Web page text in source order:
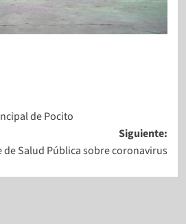
de Pocito
Siguiente:
de Salud Pública sobre coronavirus